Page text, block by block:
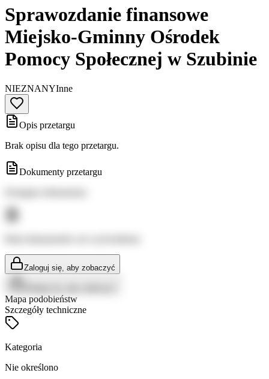
Sprawozdanie finansowe
Miejsko-Gminny Ośrodek
Pomocy Społecznej w Szubinie
NIEZNANYInne
Opis przetargu
Brak opisu dla tego przetargu.
Dokumenty przetargu
Zaloguj się, aby zobaczyć
Mapa podobieństw
Szczegóły techniczne
Kategoria
Nie określono